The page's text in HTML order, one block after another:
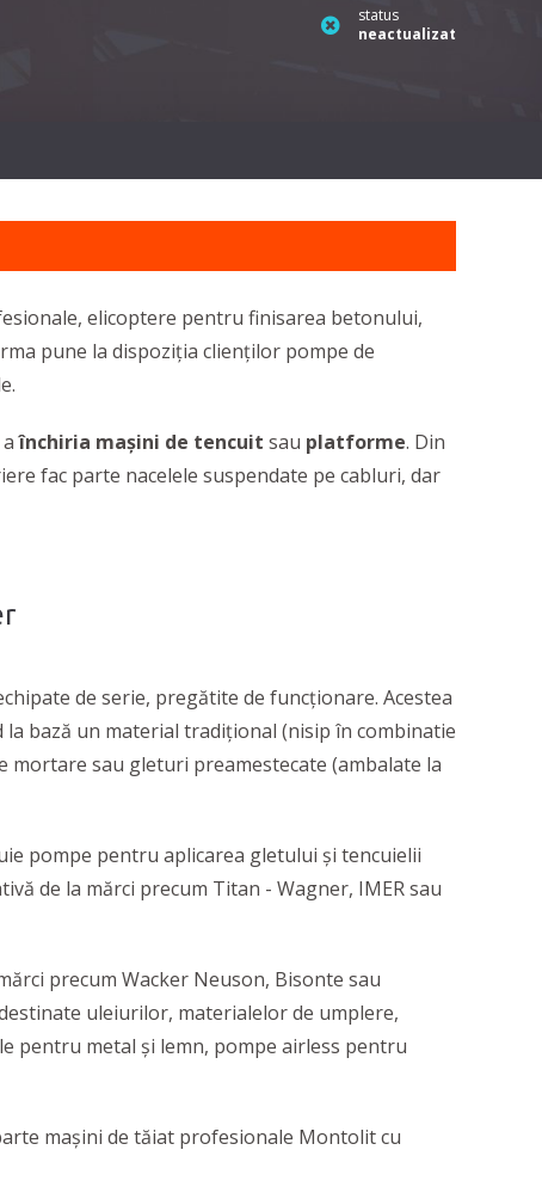
status
neactualizat
elicoptere pentru finisarea betonului,
pune la dispoziția clienților pompe de
aînchiria mașini de tencuit sau platforme. Din
fac parte nacelele suspendate pe cabluri, dar
de serie, pregătite de funcționare. Acestea
bază un material tradițional (nisip în combinatie
mortare sau gleturi preamestecate (ambalate la
pompe pentru aplicarea gletului și tencuielii
de la mărci precum Titan - Wagner, IMER sau
precum Wacker Neuson, Bisonte sau
uleiurilor, materialelor de umplere,
pentru metal și lemn, pompe airless pentru
mașini de tăiat profesionale Montolit cu